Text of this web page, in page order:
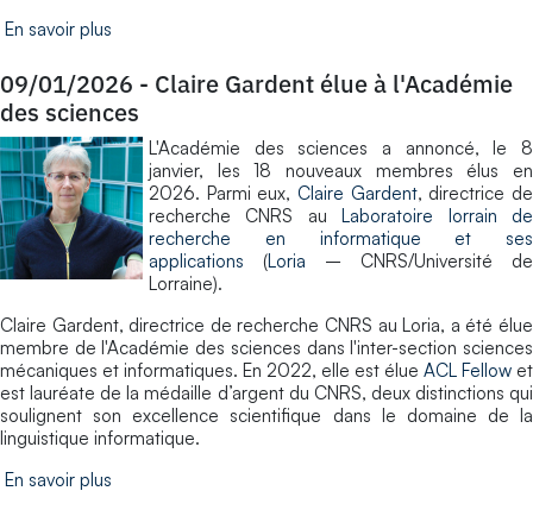
En savoir plus
09/01/2026 - Claire Gardent élue à l'Académie
des sciences
L'Académie des sciences a annoncé, le 8
janvier, les 18 nouveaux membres élus en
2026. Parmi eux, Claire Gardent, directrice de
recherche CNRS auLaboratoire lorrain de
recherche en informatique et ses
applications (Loria – CNRS/Université de
Lorraine).
Claire Gardent, directrice de recherche CNRS au Loria, a été élue
membre de l'Académie des sciences dans l'inter-section sciences
mécaniques et informatiques. En 2022, elle est élue ACL Fellow et
est lauréate de la médaille d’argent du CNRS, deux distinctions qui
soulignent son excellence scientifique dans le domaine de la
linguistique informatique.
En savoir plus